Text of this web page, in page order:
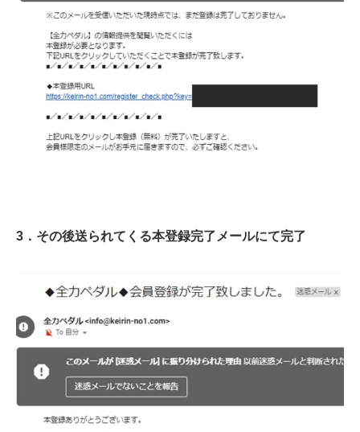
3．その後送られてくる本登録完了メールにて完了